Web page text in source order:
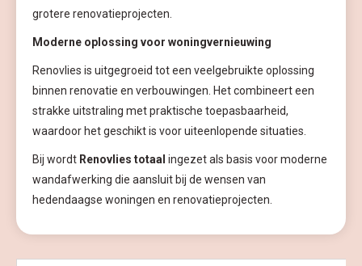
grotere renovatieprojecten.
Moderne oplossing voor woningvernieuwing
Renovlies is uitgegroeid tot een veelgebruikte oplossing
binnen renovatie en verbouwingen. Het combineert een
strakke uitstraling met praktische toepasbaarheid,
waardoor het geschikt is voor uiteenlopende situaties.
Bij wordt Renovlies totaal ingezet als basis voor moderne
wandafwerking die aansluit bij de wensen van
hedendaagse woningen en renovatieprojecten.